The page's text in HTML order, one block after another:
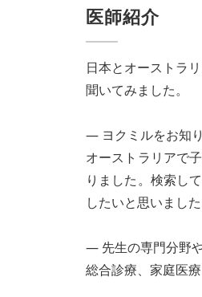
医師紹介
日本とオーストラ
聞いてみました。
― ヨクミルをお知
オーストラリアで
りました。検索し
したいと思いました
― 先生の専門分野
総合診療、家庭医